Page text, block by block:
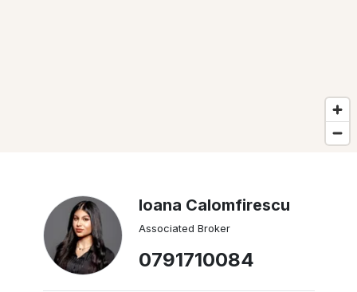
Ioana Calomfirescu
Associated Broker
0791710084